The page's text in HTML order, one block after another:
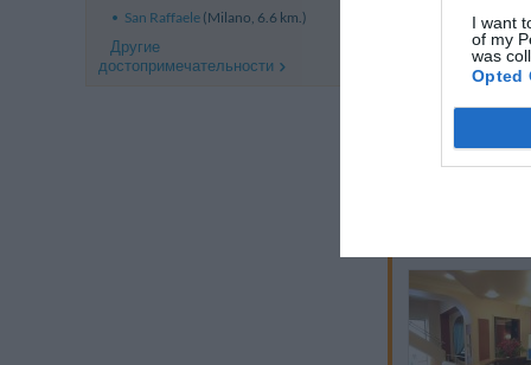
I want
of my
was
Opted
Этот отель
San Raffaele (Milano, 6.6 km.)
Другие
достопримечательности